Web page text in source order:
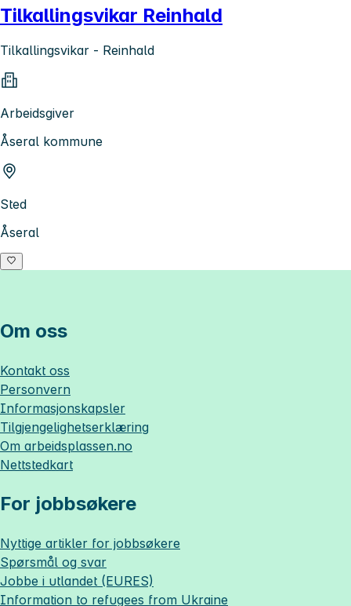
Tilkallingsvikar Reinhald
Tilkallingsvikar - Reinhald
Arbeidsgiver
Åseral kommune
Sted
Åseral
Om oss
Kontakt oss
Personvern
Informasjonskapsler
Tilgjengelighetserklæring
Om arbeidsplassen.no
Nettstedkart
For jobbsøkere
Nyttige artikler for jobbsøkere
Spørsmål og svar
Jobbe i utlandet (EURES)
Information to refugees from Ukraine